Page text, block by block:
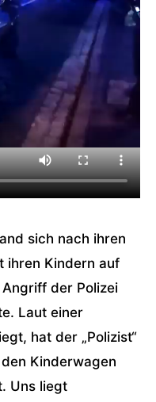
sich nach ihren
ihren Kindern auf
der Polizei
Laut einer
hat der „Polizist“
Kinderwagen
Uns liegt